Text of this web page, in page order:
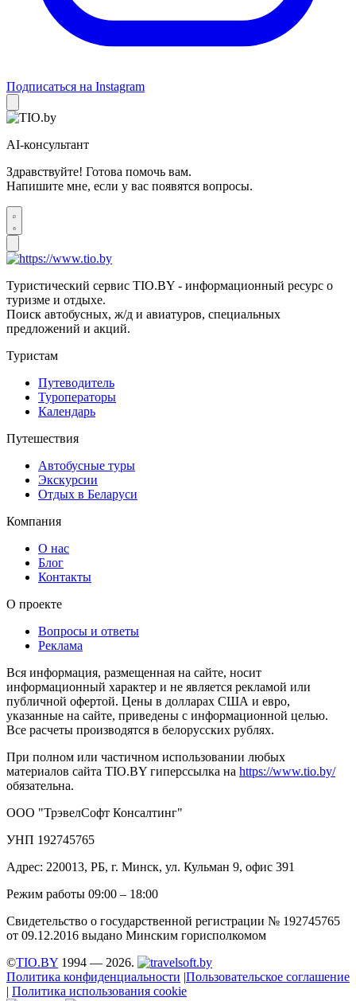
Подписаться на Instagram
AI-консультант
Здравствуйте! Готова помочь вам.
Напишите мне, если у вас появятся вопросы.
Туристический сервис TIO.BY - информационный ресурс о
туризме и отдыхе.
Поиск автобусных, ж/д и авиатуров, специальных
предложений и акций.
Туристам
Путеводитель
Туроператоры
Календарь
Путешествия
Автобусные туры
Экскурсии
Отдых в Беларуси
Компания
О нас
Блог
Контакты
О проекте
Вопросы и ответы
Реклама
Вся информация, размещенная на сайте, носит
информационный характер и не является рекламой или
публичной офертой. Цены в долларах США и евро,
указанные на сайте, приведены с информационной целью.
Все расчеты производятся в белорусских рублях.
При полном или частичном использовании любых
материалов сайта TIO.BY гиперссылка на https://www.tio.by/
обязательна.
ООО "ТрэвелСофт Консалтинг"
УНП 192745765
Адрес: 220013, РБ, г. Минск, ул. Кульман 9, офис 391
Режим работы 09:00 – 18:00
Свидетельство о государственной регистрации № 192745765
от 09.12.2016 выдано Минским горисполкомом
©TIO.BY 1994 — 2026.
Политика конфиденциальности |Пользовательское соглашение
| Политика использования cookie